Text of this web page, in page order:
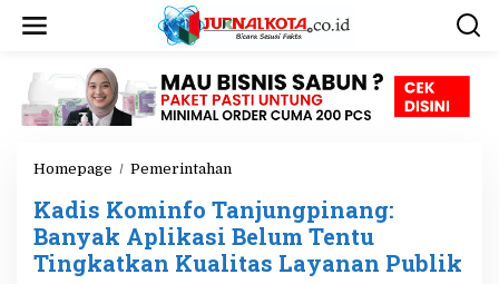
Homepage / Pemerintahan
d
i
s
K
Kadis Kominfo Tanjungpinang:
Banyak Aplikasi Belum Tentu
Tingkatkan Kualitas Layanan Publik